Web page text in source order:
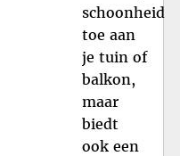
schoonheid
toe aan
je tuin of
balkon,
maar
biedt
ook een